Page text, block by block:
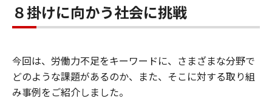
８掛けに向かう社会に挑戦
今回は、労働力不足をキーワードに、さまざまな分野で
どのような課題があるのか、また、そこに対する取り組
み事例をご紹介しました。